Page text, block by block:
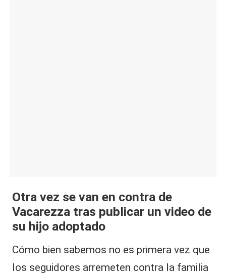
Otra vez se van en contra de
Vacarezza tras publicar un video de
su hijo adoptado
Cómo bien sabemos no es primera vez que
los seguidores arremeten contra la familia